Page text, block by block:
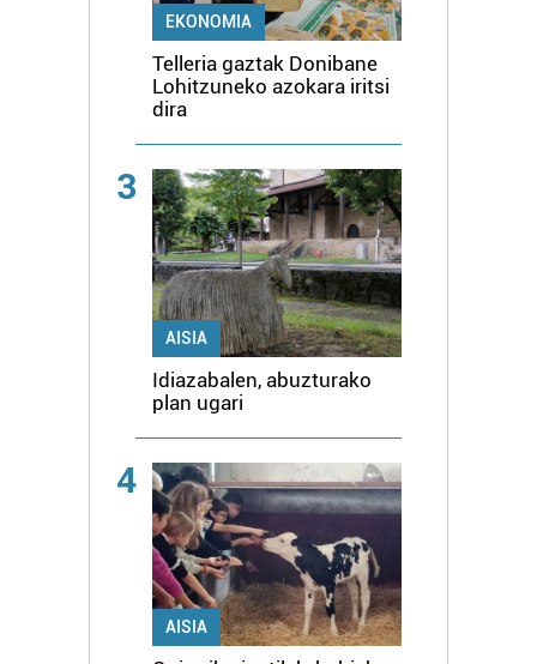
EKONOMIA
Telleria gaztak Donibane
Lohitzuneko azokara iritsi
dira
3
AISIA
Idiazabalen, abuzturako
plan ugari
4
AISIA